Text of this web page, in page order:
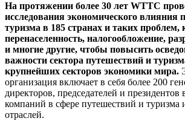
На протяжении более 30 лет WTTC
исследования экономического влияния
туризма в 185 странах и таких проблем,
перенаселенность, налогообложение,
и многие другие, чтобы повысить
важности сектора путешествий и
крупнейших секторов экономики мира.
организация включает в себя более 200
директоров, председателей и
компаний в сфере путешествий и туризма
отраслей.